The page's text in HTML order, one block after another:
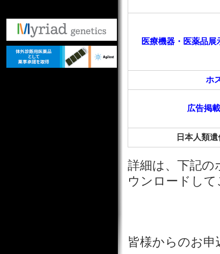
医療機器・医薬品展
ホ
広告掲載
日本人類
詳細は、下記
ウンロードし
皆様からのお